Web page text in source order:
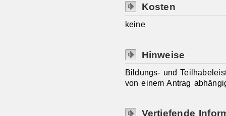
Kosten
keine
Hinweise
Bildungs- und
von einem Antrag
Vertiefende